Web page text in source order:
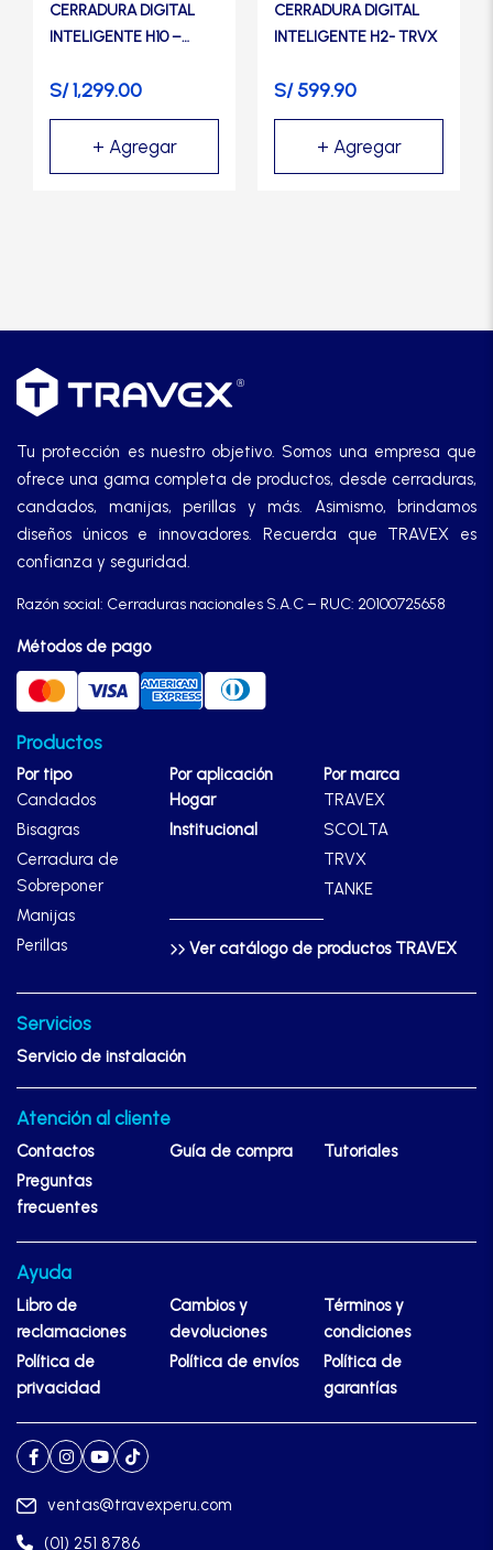
CERRADURA DIGITAL
INTELIGENTE H10 –
S/1,299.00
CERRADURA DIGITAL
INTELIGENTE H2- TRVX
S/599.90
Tu protección es nuestro objetivo. Somos una empresa que
ofrece una gama completa de productos, desde cerraduras,
candados, manijas, perillas y más. Asimismo, brindamos
diseños únicos e innovadores. Recuerda que TRAVEX es
confianza y seguridad.
Razón social: Cerraduras nacionales S.A.C – RUC: 20100725658
Métodos de pago
Productos
Por tipo
Candados
Bisagras
Cerradura de
Sobreponer
Manijas
Perillas
Por aplicación
Hogar
Institucional
Por marca
TRAVEX
SCOLTA
TRVX
TANKE
Ver catálogo de productos TRAVEX
Servicios
Servicio de instalación
Atención al cliente
Contactos Guía de compra
Tutoriales
Preguntas
frecuentes
Ayuda
Libro de
reclamaciones
Cambios y
devoluciones
Términos y
condiciones
Política de
privacidad
Política de envíos
Política de
garantías
ventas@travexperu.com
(01) 251 8786